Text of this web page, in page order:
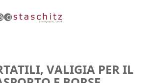
VALIGIA PER IL